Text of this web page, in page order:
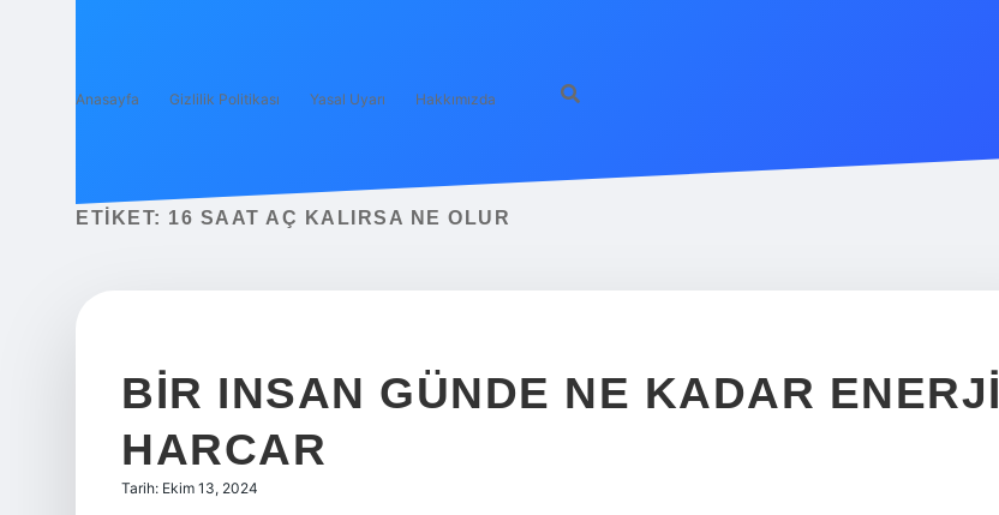
Anasayfa Gizlilik Politikası Yasal Uyarı Hakkımızda
ETIKET: 16 SAAT AÇ KALIRSA NE OLUR
BIR INSAN GÜNDE NE KADAR ENERJI
HARCAR
Tarih: Ekim 13, 2024